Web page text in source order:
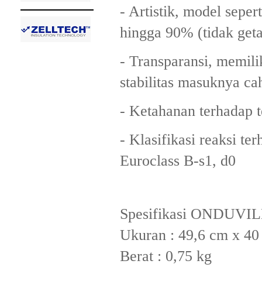
- Artistik, model
hingga 90% (tidak
- Transparansi,
stabilitas masuknya
- Ketahanan terhadap
- Klasifikasi reaksi
Euroclass B-s1, d0
Spesifikasi
Ukuran : 49,6 cm x
Berat : 0,75 kg